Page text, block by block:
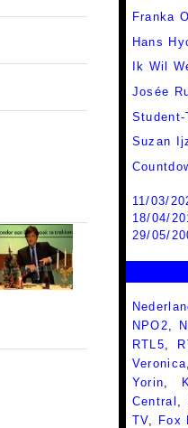
Franka
Hans
Ik Wil
Josée
Student-
Suzan
11/03/
18/04/
29/05/
NPO2
RTL5
Veronica
Yorin
Central
TV
Fox